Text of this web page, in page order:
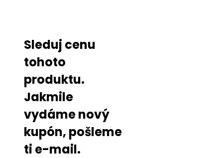
Sleduj cenu
tohoto
produktu.
Jakmile
vydáme nový
kupón, pošleme
ti e-mail.